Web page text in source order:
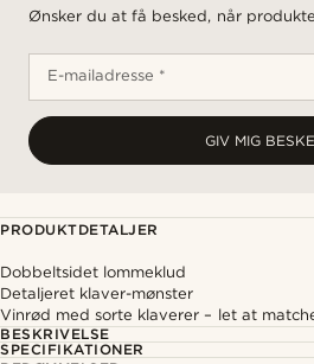
Ønsker du at få besked, når
E-mailadresse *
GIV MIG
PRODUKTDETALJER
Dobbeltsidet lommeklud
Detaljeret klaver-mønster
Vinrød med sorte klaverer – let at
BESKRIVELSE
SPECIFIKATIONER